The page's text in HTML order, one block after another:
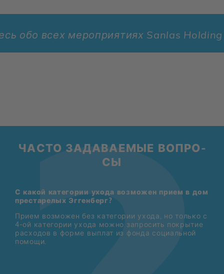
всех ме­ро­при­я­ти­ях Sanlas Holding
ЧА­СТО ЗА­ДА­ВА­Е­МЫЕ ВО­ПРО­
СЫ
С какой категории ухода возможен прием в дом
престарелых Эггенберг?
При­ем воз­мо­жен без ка­те­го­рии ухо­да, но толь­ко с
4-ой ка­те­го­рии ухо­да мож­но за­про­сить по­кры­тие
рас­хо­дов в фор­ме вы­плат из фон­да со­ци­аль­ной
по­мо­щи.